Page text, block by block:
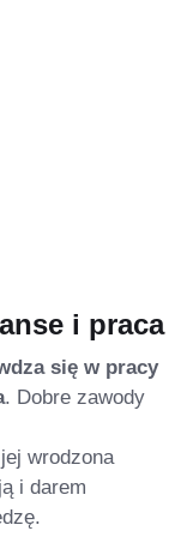
i praca
się w pracy
. Dobre zawody
wrodzona
i darem